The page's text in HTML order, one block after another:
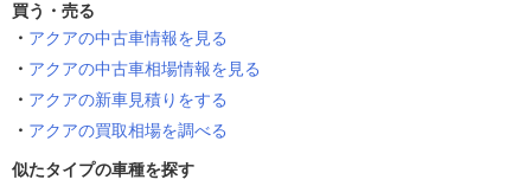
買う・売る
アクアの中古車情報を見る
アクアの中古車相場情報を見る
アクアの新車見積りをする
アクアの買取相場を調べる
似たタイプの車種を探す